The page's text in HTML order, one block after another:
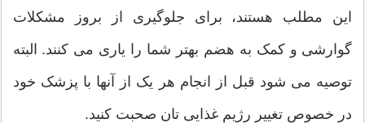
این مطلب هستند، برای جلوگیری از بروز مشکلات
گوارشی و کمک به هضم بهتر شما را یاری می کنند. البته
توصیه می شود قبل از انجام هر یک از آنها با پزشک خود
در خصوص تغییر رژیم غذایی تان صحبت کنید.